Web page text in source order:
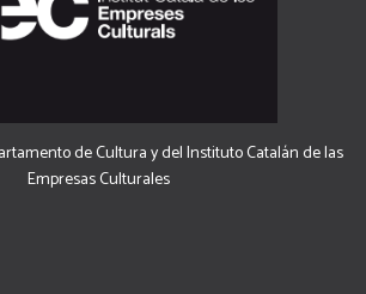
de Cultura y del Instituto Catalán de las
Empresas Culturales